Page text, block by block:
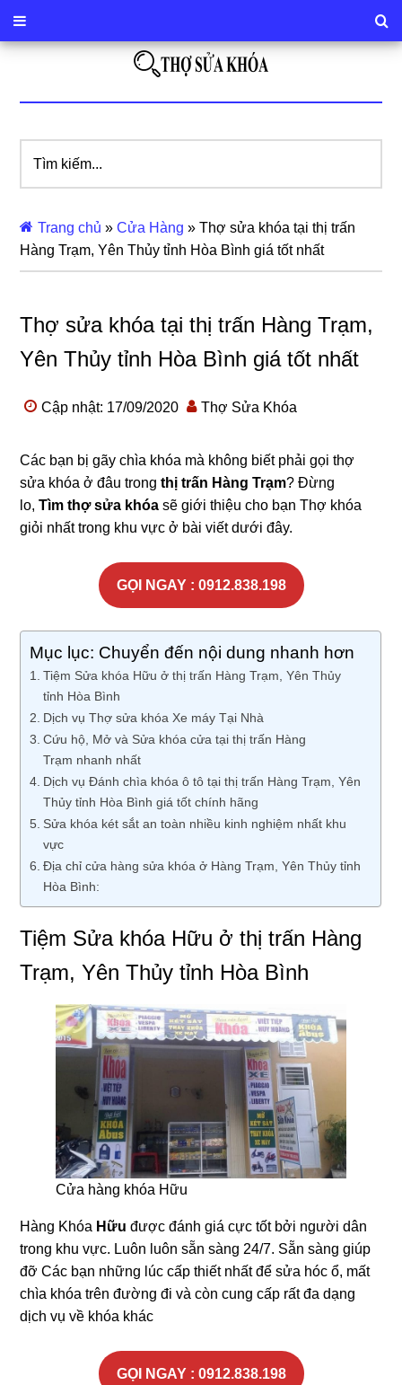
kiếm...
Trang chủ »Cửa Hàng »Thợ sửa khóa tại thị trấn
Hàng Trạm, Yên Thủy tỉnh Hòa Bình giá tốt nhất
Thợ sửa khóa tại thị trấn Hàng Trạm,
Yên Thủy tỉnh Hòa Bình giá tốt nhất
Cập nhật: 17/09/2020 Thợ Sửa Khóa
Các bạn bị gãy chìa khóa mà không biết phải gọi thợ
sửa khóa ở đâu trongthị trấn Hàng Trạm? Đừng
lo,Tìm thợ sửa khóa sẽ giới thiệu cho bạn Thợ khóa
giỏi nhất trong khu vực ở bài viết dưới đây.
GỌI NGAY : 0912.838.198
Mục lục: Chuyển đến nội dung nhanh hơn
Tiệm Sửa khóa Hữu ở thị trấn Hàng Trạm, Yên Thủy
tỉnh Hòa Bình
Dịch vụ Thợ sửa khóa Xe máy Tại Nhà
Cứu hộ, Mở và Sửa khóa cửa tại thị trấn Hàng
Trạm nhanh nhất
Dịch vụ Đánh chìa khóa ô tô tại thị trấn Hàng Trạm, Yên
Thủy tỉnh Hòa Bình giá tốt chính hãng
Sửa khóa két sắt an toàn nhiều kinh nghiệm nhất khu
vực
Địa chỉ cửa hàng sửa khóa ở Hàng Trạm, Yên Thủy tỉnh
Hòa Bình:
Tiệm Sửa khóa Hữu ở thị trấn Hàng
Trạm, Yên Thủy tỉnh Hòa Bình
Cửa hàng khóa Hữu
Hàng Khóa Hữu được đánh giá cực tốt bởi người dân
trong khu vực. Luôn luôn sẵn sàng 24/7. Sẵn sàng giúp
đỡ Các bạn những lúc cấp thiết nhất để sửa hóc ổ, mất
chìa khóa trên đường đi và còn cung cấp rất đa dạng
dịch vụ về khóa khác
GỌI NGAY : 0912.838.198